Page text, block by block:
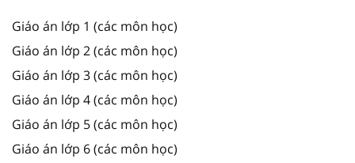
Giáo án lớp 1 (các môn học)
Giáo án lớp 2 (các môn học)
Giáo án lớp 3 (các môn học)
Giáo án lớp 4 (các môn học)
Giáo án lớp 5 (các môn học)
Giáo án lớp 6 (các môn học)